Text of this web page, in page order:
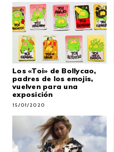
Los «Toi» de Bollycao,
padres de los emojis,
vuelven para una
exposición
15/01/2020